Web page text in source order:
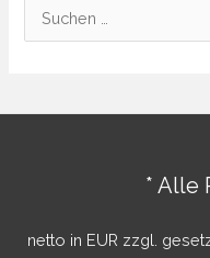
u
* Alle
netto in EUR zzgl.